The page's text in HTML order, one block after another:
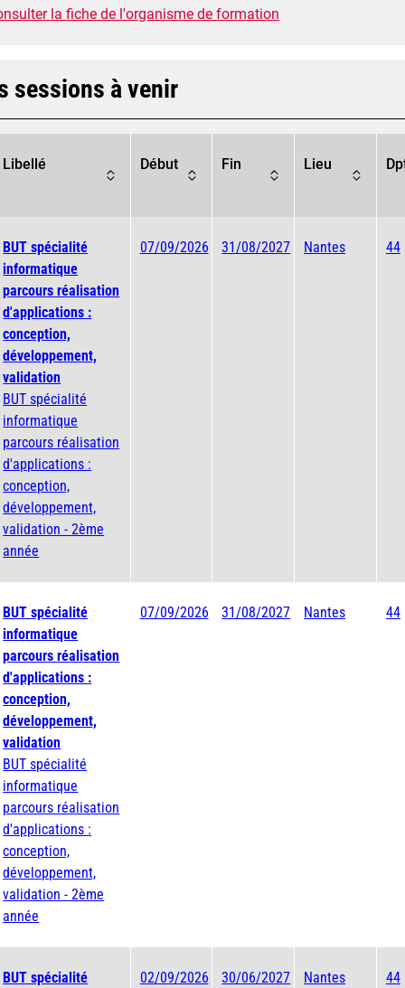
la fiche de l'organisme de formation
sessions à venir
Libellé Début Fin Lieu
BUT spécialité
informatique
parcours réalisation
d'applications :
conception,
développement,
validation
BUT spécialité
informatique
parcours réalisation
d'applications :
conception,
développement,
validation - 2ème
année
07/09/2026 31/08/2027 Nantes 44
BUT spécialité
informatique
parcours réalisation
d'applications :
conception,
développement,
validation
BUT spécialité
informatique
parcours réalisation
d'applications :
conception,
développement,
validation - 2ème
année
07/09/2026 31/08/2027 Nantes 44
BUT spécialité
02/09/2026 30/06/2027 Nantes 44